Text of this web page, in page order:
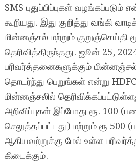
SMS புதுப்பிப்புகள் வழங்கப்படும்
கூறியது. இது குறித்து வங்கி
மின்னஞ்சல் மற்றும் குறுஞ்செய்தி
தெரிவித்திருந்தது. ஜூன் 25,
பரிவர்த்தனைகளுக்கும்
தொடர்ந்து பெறுங்கள் என்று
மின்னஞ்சலில்
அறிவிப்புகள் இப்போது ரூ. 100
செலுத்தப்பட்டது) மற்றும் ரூ 500
ஆகியவற்றுக்கு மேல் உள்ள
கிடைக்கும்.